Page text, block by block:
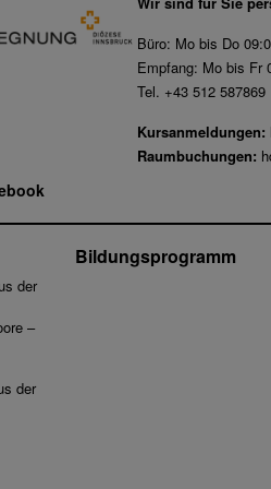
Büro: Mo bis Do
Empfang: Mo bis Fr
Tel. +43 512 587869
Kursanmeldungen:
Raumbuchungen:
der
–
der
Bildungsprogramm